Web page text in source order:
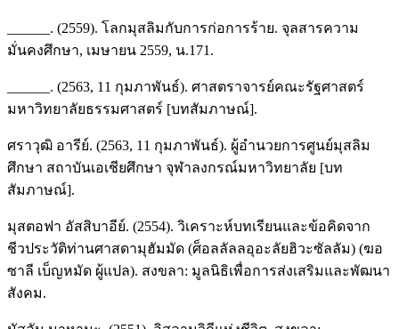
______. (2559). โลกมุสลิมกับการก่อการร้าย. จุลสารความ
มั่นคงศึกษา, เมษายน 2559, น.171.
______. (2563, 11 กุมภาพันธ์). ศาสตราจารย์คณะรัฐศาสตร์
มหาวิทยาลัยธรรมศาสตร์ [บทสัมภาษณ์].
ศราวุฒิ อารีย์. (2563, 11 กุมภาพันธ์). ผู้อำนวยการศูนย์มุสลิม
ศึกษา สถาบันเอเชียศึกษา จุฬาลงกรณ์มหาวิทยาลัย [บท
สัมภาษณ์].
มุสตอฟา อัสสิบาอีย์. (2554). วิเคราะห์บทเรียนและข้อคิดจาก
ชีวประวัติท่านศาสดามุฮัมมัด (ศ็อลลัลลอุอะลัยฮิวะซัลลัม) (ฆอ
ซาลี เบ็ญหมัด ผู้แปล). สงขลา: มูลนิธิเพื่อการส่งเสริมและพัฒนา
สังคม.